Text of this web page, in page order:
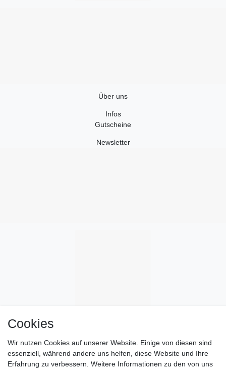
Über uns
Infos
Gutscheine
Newsletter
Cookies
Wir nutzen Cookies auf unserer Website. Einige von diesen sind
essenziell, während andere uns helfen, diese Website und Ihre
Erfahrung zu verbessern. Weitere Informationen zu den von uns